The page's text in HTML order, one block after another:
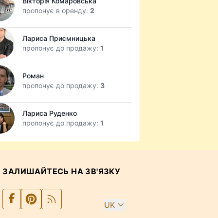
пропонує в оренду:2
Лариса Приємницька
пропонує до продажу:1
Роман
пропонує до продажу: 3
Лариса Руденко
пропонує до продажу:1
ЗАЛИШАЙТЕСЬ НА ЗВ'ЯЗКУ
UK